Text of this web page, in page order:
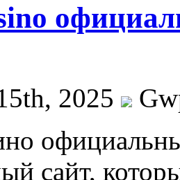
2025
сайт,